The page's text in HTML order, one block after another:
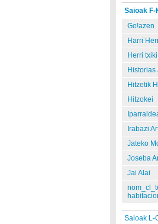
Saioak F-
Go!azen
Harri
Herri
Historias
Hitzetik
Hitzokei
Irabazi
Jateko
Joseba
Jai Alai
Saioak L-